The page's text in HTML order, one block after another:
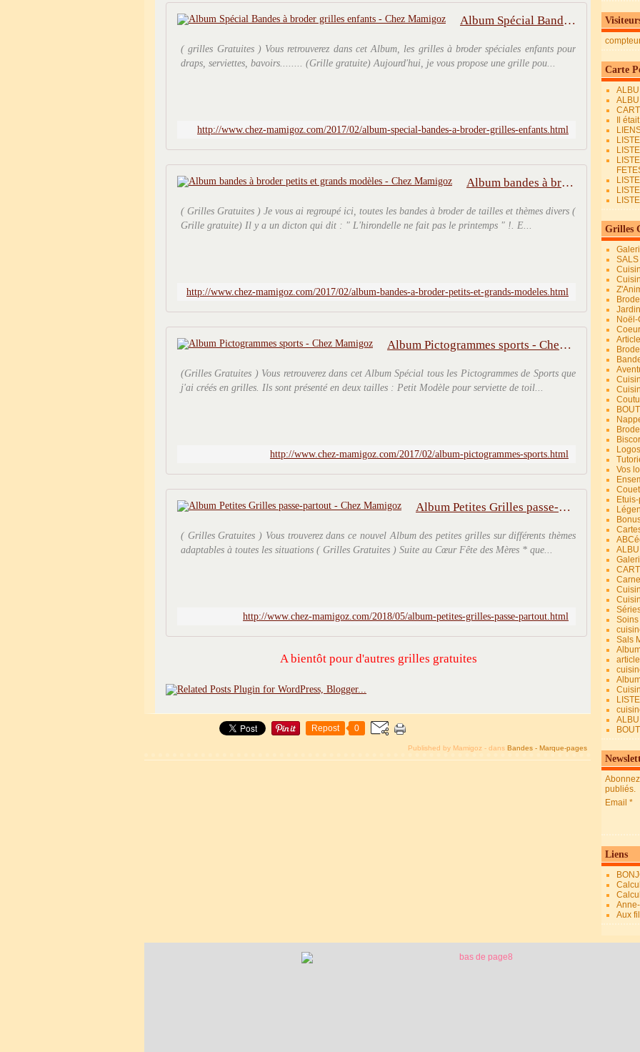
Album Spécial Bandes à broder grilles enfants - Chez Mamigoz
( grilles Gratuites ) Vous retrouverez dans cet Album, les grilles à broder spéciales enfants pour
draps, serviettes, bavoirs........ (Grille gratuite) Aujourd'hui, je vous propose une grille pou...
http://www.chez-mamigoz.com/2017/02/album-special-bandes-a-broder-grilles-enfants.html
Album bandes à broder petits et grands modèles - Chez Mamigoz
( Grilles Gratuites ) Je vous ai regroupé ici, toutes les bandes à broder de tailles et thèmes divers (
Grille gratuite) Il y a un dicton qui dit : " L'hirondelle ne fait pas le printemps " !. E...
http://www.chez-mamigoz.com/2017/02/album-bandes-a-broder-petits-et-grands-modeles.html
Album Pictogrammes sports - Chez Mamigoz
(Grilles Gratuites ) Vous retrouverez dans cet Album Spécial tous les Pictogrammes de Sports que
j'ai créés en grilles. Ils sont présenté en deux tailles : Petit Modèle pour serviette de toil...
http://www.chez-mamigoz.com/2017/02/album-pictogrammes-sports.html
Album Petites Grilles passe-partout - Chez Mamigoz
( Grilles Gratuites ) Vous trouverez dans ce nouvel Album des petites grilles sur différents thèmes
adaptables à toutes les situations ( Grilles Gratuites ) Suite au Cœur Fête des Mères * que...
http://www.chez-mamigoz.com/2018/05/album-petites-grilles-passe-partout.html
A bientôt pour d'autres grilles gratuites
Repost 0
Published by Mamigoz - dans Bandes - Marque-pages
Carte
Il
Grilles
Vos
Sals
article
publiés.
Email
Liens
Aux